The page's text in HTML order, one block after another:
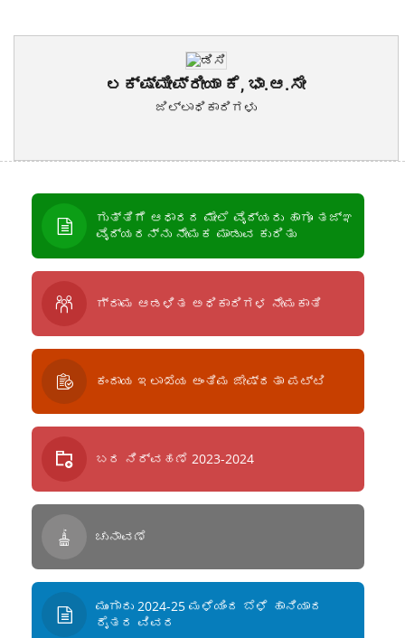
ಲಕ್ಷ್ಮೀಪ್ರೀಯಾ ಕೆ, ಭಾ.ಆ.ಸೇ
ಜಿಲ್ಲಾಧಿಕಾರಿಗಳು
ಗುತ್ತಿಗೆ ಆಧಾರದ ಮೇಲೆ ವೈದ್ಯರು ಹಾಗೂ ತಜ್ಞ
ವೈದ್ಯರನ್ನು ನೇಮಕ ಮಾಡುವ ಕುರಿತು
ಗ್ರಾಮ ಆಡಳಿತ ಅಧಿಕಾರಿಗಳ ನೇಮಕಾತಿ
ಕಂದಾಯ ಇಲಾಖೆಯ ಅಂತಿಮ ಜೇಷ್ಠತಾ ಪಟ್ಟಿ
ಬರ ನಿರ್ವಹಣೆ 2023-2024
ಚುನಾವಣೆ
ಮುಂಗಾರು 2024-25 ಮಳೆಯಿಂದ ಬೆಳೆ ಹಾನಿಯಾದ
ರೈತರ ವಿವರ